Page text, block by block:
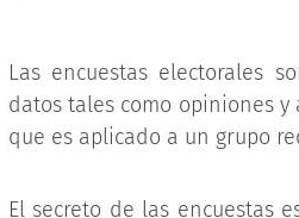
Las encuestas electorales
datos tales como opiniones
que es aplicado a un grupo
El secreto de las encuestas